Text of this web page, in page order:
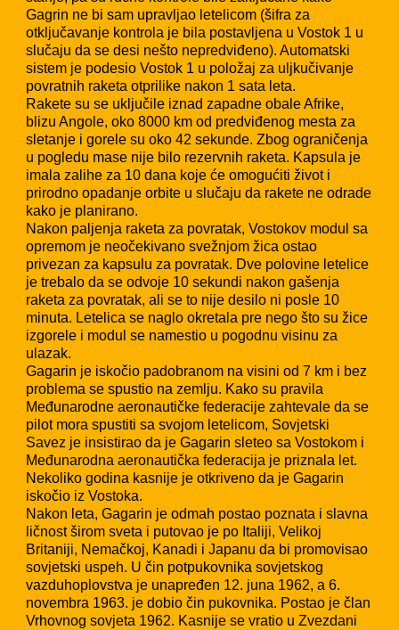
Gagrin ne bi sam upravljao letelicom (šifra za
otključavanje kontrola je bila postavljena u Vostok 1 u
slučaju da se desi nešto nepredviđeno). Automatski
sistem je podesio Vostok 1 u položaj za uljkučivanje
povratnih raketa otprilike nakon 1 sata leta.
Rakete su se uključile iznad zapadne obale Afrike,
blizu Angole, oko 8000 km od predviđenog mesta za
sletanje i gorele su oko 42 sekunde. Zbog ograničenja
u pogledu mase nije bilo rezervnih raketa. Kapsula je
imala zalihe za 10 dana koje će omogućiti život i
prirodno opadanje orbite u slučaju da rakete ne odrade
kako je planirano.
Nakon paljenja raketa za povratak, Vostokov modul sa
opremom je neočekivano svežnjom žica ostao
privezan za kapsulu za povratak. Dve polovine letelice
je trebalo da se odvoje 10 sekundi nakon gašenja
raketa za povratak, ali se to nije desilo ni posle 10
minuta. Letelica se naglo okretala pre nego što su žice
izgorele i modul se namestio u pogodnu visinu za
ulazak.
Gagarin je iskočio padobranom na visini od 7 km i bez
problema se spustio na zemlju. Kako su pravila
Međunarodne aeronautičke federacije zahtevale da se
pilot mora spustiti sa svojom letelicom, Sovjetski
Savez je insistirao da je Gagarin sleteo sa Vostokom i
Međunarodna aeronautička federacija je priznala let.
Nekoliko godina kasnije je otkriveno da je Gagarin
iskočio iz Vostoka.
Nakon leta, Gagarin je odmah postao poznata i slavna
ličnost širom sveta i putovao je po Italiji, Velikoj
Britaniji, Nemačkoj, Kanadi i Japanu da bi promovisao
sovjetski uspeh. U čin potpukovnika sovjetskog
vazduhoplovstva je unapređen 12. juna 1962, a 6.
novembra 1963. je dobio čin pukovnika. Postao je član
Vrhovnog sovjeta 1962. Kasnije se vratio u Zvezdani